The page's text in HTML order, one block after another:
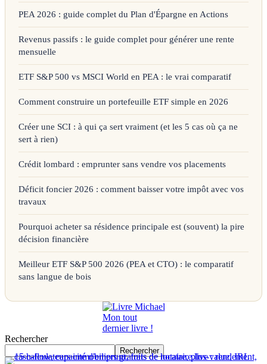
PEA 2026 : guide complet du Plan d'Épargne en Actions
Revenus passifs : le guide complet pour générer une rente
mensuelle
ETF S&P 500 vs MSCI World en PEA : le vrai comparatif
Comment construire un portefeuille ETF simple en 2026
Créer une SCI : à qui ça sert vraiment (et les 5 cas où ça ne
sert à rien)
Crédit lombard : emprunter sans vendre vos placements
Déficit foncier 2026 : comment baisser votre impôt avec vos
travaux
Pourquoi acheter sa résidence principale est (souvent) la pire
décision financière
Meilleur ETF S&P 500 2026 (PEA et CTO) : le comparatif
sans langue de bois
Mon tout
dernier livre !
Rechercher
Rechercher